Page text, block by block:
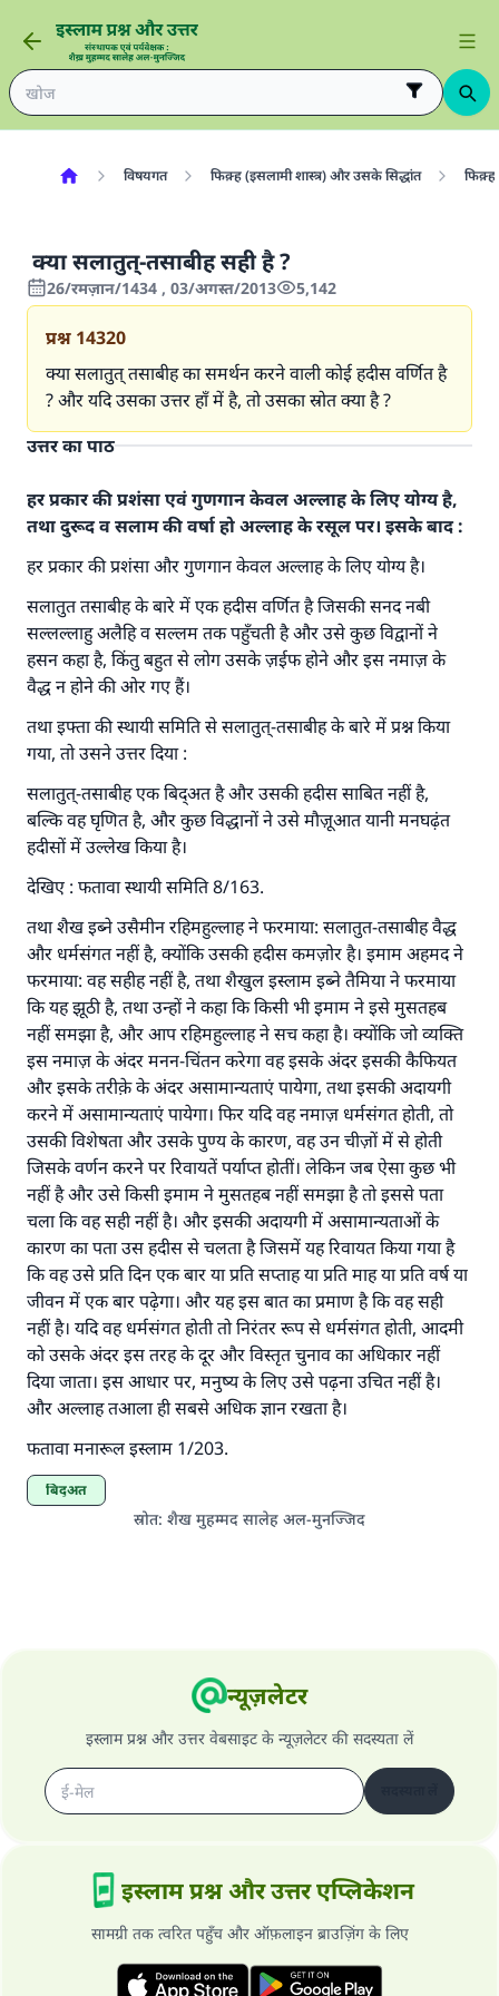
विषयगत फिक़्ह (इसलामी शास्त्र) और उसके सिद्धांत फिक़्ह
क्या सलातुत्-तसाबीह सही है ?
26/रमज़ान/1434 , 03/अगस्त/2013 5,142
प्रश्न 14320
क्या सलातुत् तसाबीह का समर्थन करने वाली कोई हदीस वर्णित है
? और यदि उसका उत्तर हाँ में है, तो उसका स्रोत क्या है ?
उत्तर का पाठ
हर प्रकार की प्रशंसा एवं गुणगान केवल अल्लाह के लिए योग्य है,
तथा दुरूद व सलाम की वर्षा हो अल्लाह के रसूल पर। इसके बाद :
हर प्रकार की प्रशंसा और गुणगान केवल अल्लाह के लिए योग्य है।
सलातुत तसाबीह के बारे में एक हदीस वर्णित है जिसकी सनद नबी
सल्लल्लाहु अलैहि व सल्लम तक पहुँचती है और उसे कुछ विद्वानों ने
हसन कहा है, किंतु बहुत से लोग उसके ज़ईफ होने और इस नमाज़ के
वैद्ध न होने की ओर गए हैं।
तथा इफ्ता की स्थायी समिति से सलातुत्-तसाबीह के बारे में प्रश्न किया
गया, तो उसने उत्तर दिया :
सलातुत्-तसाबीह एक बिद्अत है और उसकी हदीस साबित नहीं है,
बल्कि वह घृणित है, और कुछ विद्धानों ने उसे मौज़ूआत यानी मनघढ़ंत
हदीसों में उल्लेख किया है।
देखिए : फतावा स्थायी समिति 8/163.
तथा शैख इब्ने उसैमीन रहिमहुल्लाह ने फरमाया: सलातुत-तसाबीह वैद्ध
और धर्मसंगत नहीं है, क्योंकि उसकी हदीस कमज़ोर है। इमाम अहमद ने
फरमाया: वह सहीह नहीं है, तथा शैखुल इस्लाम इब्ने तैमिया ने फरमाया
कि यह झूठी है, तथा उन्हों ने कहा कि किसी भी इमाम ने इसे मुसतहब
नहीं समझा है, और आप रहिमहुल्लाह ने सच कहा है। क्योंकि जो व्यक्ति
इस नमाज़ के अंदर मनन-चिंतन करेगा वह इसके अंदर इसकी कैफियत
और इसके तरीक़े के अंदर असामान्यताएं पायेगा, तथा इसकी अदायगी
करने में असामान्यताएं पायेगा। फिर यदि वह नमाज़ धर्मसंगत होती, तो
उसकी विशेषता और उसके पुण्य के कारण, वह उन चीज़ों में से होती
जिसके वर्णन करने पर रिवायतें पर्याप्त होतीं। लेकिन जब ऐसा कुछ भी
नहीं है और उसे किसी इमाम ने मुसतहब नहीं समझा है तो इससे पता
चला कि वह सही नहीं है। और इसकी अदायगी में असामान्यताओं के
कारण का पता उस हदीस से चलता है जिसमें यह रिवायत किया गया है
कि वह उसे प्रति दिन एक बार या प्रति सप्ताह या प्रति माह या प्रति वर्ष या
जीवन में एक बार पढ़ेगा। और यह इस बात का प्रमाण है कि वह सही
नहीं है। यदि वह धर्मसंगत होती तो निरंतर रूप से धर्मसंगत होती, आदमी
को उसके अंदर इस तरह के दूर और विस्तृत चुनाव का अधिकार नहीं
दिया जाता। इस आधार पर, मनुष्य के लिए उसे पढ़ना उचित नहीं है।
और अल्लाह तआला ही सबसे अधिक ज्ञान रखता है।
फतावा मनारूल इस्लाम 1/203.
बिद्अत
स्रोत: शैख मुहम्मद सालेह अल-मुनज्जिद
न्यूज़लेटर
इस्लाम प्रश्न और उत्तर वेबसाइट के न्यूज़लेटर की सदस्यता लें
इस्लाम प्रश्न और उत्तर एप्लिकेशन
सामग्री तक त्वरित पहुँच और ऑफ़लाइन ब्राउज़िंग के लिए
उत्तर संख्या 110845 ने एक शादी बचाई।.
उम्मत के प्रश्नों का उत्तर देने में हमारी सहायता करें
अल्लाह के रसूल सल्लल्लाहु अलैहि व सल्लम ने फरमाया :
'जो व्यक्ति भलाई का मार्ग दर्शाए, उसके लिए उस भलाई के
करने वाले के समान प्रतिफल है।''
(मुस्लिम : 1893).
योगदान करें